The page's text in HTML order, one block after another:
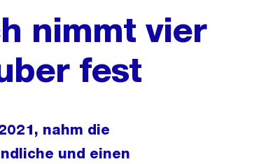
nimmt vier
fest
nahm die
und einen